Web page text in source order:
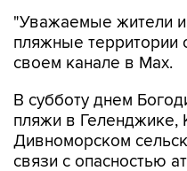
"Уважаемые жители и
пляжные территории
своем канале в Max.
В субботу днем
пляжи в Геленджике,
Дивноморском
связи с опасностью